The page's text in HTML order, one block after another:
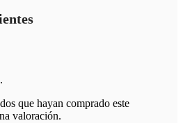
que hayan comprado este
valoración.